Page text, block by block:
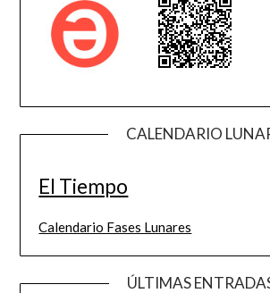
CALENDARIO
El Tiempo
Calendario Fases Lunares
ÚLTIMAS